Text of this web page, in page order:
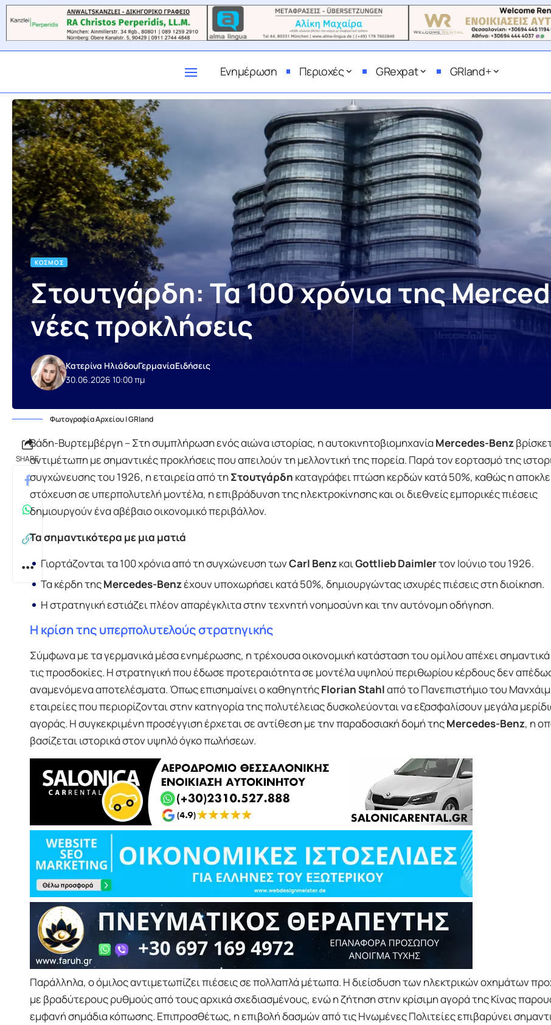
Ενημέρωση Περιοχές GRexpat GRland+
ΚΌΣΜΟΣ
Στουτγάρδη: Τα 100 χρόνια της
νέες προκλήσεις
30.06.2026 10:00 πμ
Κατερίνα ΗλιάδουΓερμανίαΕιδήσεις
Φωτογραφία Αρχείου | GRland
SHARE
Βάδη-Βυρτεμβέργη – Στη συμπλήρωση ενός αιώνα ιστορίας, η αυτοκινητοβιομηχανίαMercedes-Benz
αντιμέτωπη με σημαντικές προκλήσεις που απειλούν τη μελλοντική της πορεία. Παρά τον εορτασμό της
συγχώνευσης του 1926, η εταιρεία από τη Στουτγάρδη καταγράφει πτώση κερδών κατά 50%, καθώς η
στόχευση σε υπερπολυτελή μοντέλα, η επιβράδυνση της ηλεκτροκίνησης και οι διεθνείς εμπορικές πιέσεις
δημιουργούν ένα αβέβαιο οικονομικό περιβάλλον.
Τα σημαντικότερα με μια ματιά
Γιορτάζονται τα 100 χρόνια από τη συγχώνευση τωνCarl BenzκαιGottlieb Daimlerτον Ιούνιο του 1926.
Τα κέρδη τηςMercedes-Benzέχουν υποχωρήσει κατά 50%, δημιουργώντας ισχυρές πιέσεις στη διοίκηση.
Η στρατηγική εστιάζει πλέον απαρέγκλιτα στην τεχνητή νοημοσύνη και την αυτόνομη οδήγηση.
Η κρίση της υπερπολυτελούς στρατηγικής
Σύμφωνα με τα γερμανικά μέσα ενημέρωσης, η τρέχουσα οικονομική κατάσταση του ομίλου απέχει
τις προσδοκίες. Η στρατηγική που έδωσε προτεραιότητα σε μοντέλα υψηλού περιθωρίου κέρδους δεν
αναμενόμενα αποτελέσματα. Όπως επισημαίνει ο καθηγητήςFlorian Stahlαπό το Πανεπιστήμιο του
εταιρείες που περιορίζονται στην κατηγορία της πολυτέλειας δυσκολεύονται να εξασφαλίσουν μεγάλα
αγοράς. Η συγκεκριμένη προσέγγιση έρχεται σε αντίθεση με την παραδοσιακή δομή τηςMercedes-Benz, η
βασίζεται ιστορικά στον υψηλό όγκο πωλήσεων.
Παράλληλα, ο όμιλος αντιμετωπίζει πιέσεις σε πολλαπλά μέτωπα. Η διείσδυση των ηλεκτρικών οχημάτων
με βραδύτερους ρυθμούς από τους αρχικά σχεδιασμένους, ενώ η ζήτηση στην κρίσιμη αγορά της Κίνας
εμφανή σημάδια κόπωσης. Επιπροσθέτως, η επιβολή δασμών από τις Ηνωμένες Πολιτείες επιβαρύνει